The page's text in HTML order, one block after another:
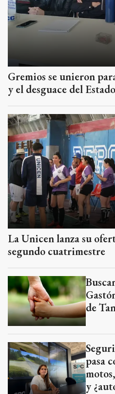
Gremios se unieron
y el desguace del Estado
La Unicen lanza su
segundo cuatrimestre
de
pasa
y